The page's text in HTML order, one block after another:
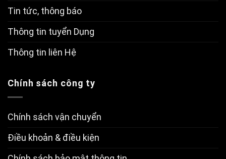
Tin tức, thông báo
Thông tin tuyển Dụng
Thông tin liên Hệ
Chính sách công ty
Chính sách vận chuyển
Điều khoản & điều kiện